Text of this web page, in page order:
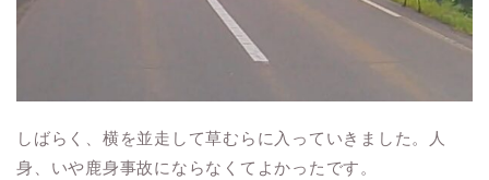
しばらく、横を並走して草むらに入っていきました。人
身、いや鹿身事故にならなくてよかったです。